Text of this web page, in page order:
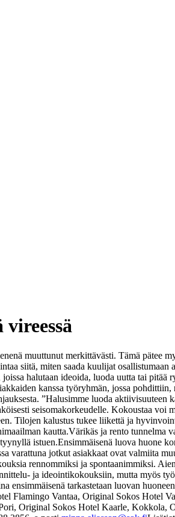
muuttunut merkittävästi. Tämä pätee
siitä, miten saada kuulijat osallistumaan
joissa halutaan ideoida, luoda uutta tai pitää
kanssa työryhmän, jossa pohdittiin,
”Halusimme luoda aktiivisuuteen
seisomakorkeudelle. Kokoustaa voi
Tilojen kalustus tukee liikettä ja
kautta.Värikäs ja rento tunnelma
istuen.Ensimmäisenä luova huone
varattuna jotkut asiakkaat ovat valmiita
rennommiksi ja spontaanimmiksi.
ja ideointikokouksiin, mutta myös
ensimmäisenä tarkastetaan luovan
Flamingo Vantaa, Original Sokos Hotel
Original Sokos Hotel Kaarle, Kokkola,